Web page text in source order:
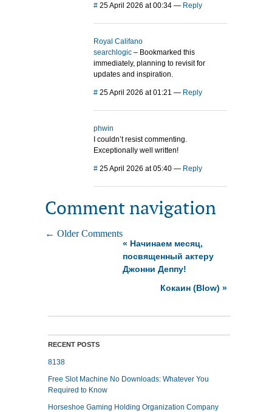
# 25 April 2026 at 00:34 — Reply
Royal Califano
searchlogic – Bookmarked this
immediately, planning to revisit for
updates and inspiration.
# 25 April 2026 at 01:21 — Reply
phwin
I couldn’t resist commenting.
Exceptionally well written!
# 25 April 2026 at 05:40 — Reply
Comment navigation
← Older Comments
« Начинаем месяц,
посвященный актеру
Джонни Деппу!
Кокаин (Blow) »
RECENT POSTS
8138
Free Slot Machine No Downloads: Whatever You
Required to Know
Horseshoe Gaming Holding Organization Company